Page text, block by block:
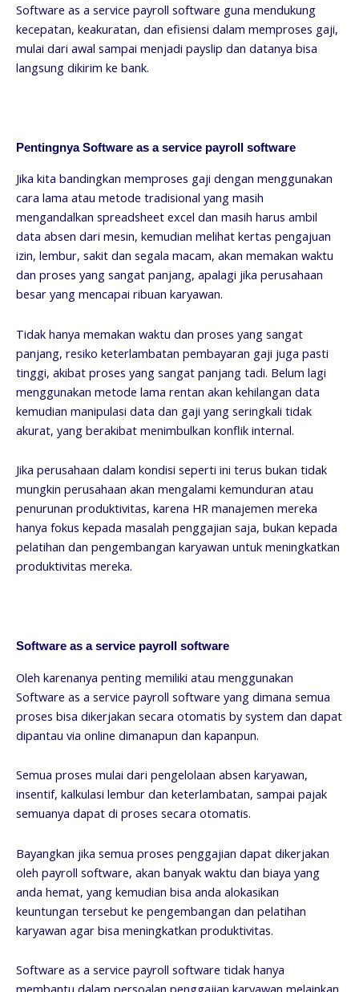
Software as a service payroll software guna mendukung
kecepatan, keakuratan, dan efisiensi dalam memproses gaji,
mulai dari awal sampai menjadi payslip dan datanya bisa
langsung dikirim ke bank.
Pentingnya Software as a service payroll software
Jika kita bandingkan memproses gaji dengan menggunakan
cara lama atau metode tradisional yang masih
mengandalkan spreadsheet excel dan masih harus ambil
data absen dari mesin, kemudian melihat kertas pengajuan
izin, lembur, sakit dan segala macam, akan memakan waktu
dan proses yang sangat panjang, apalagi jika perusahaan
besar yang mencapai ribuan karyawan.
Tidak hanya memakan waktu dan proses yang sangat
panjang, resiko keterlambatan pembayaran gaji juga pasti
tinggi, akibat proses yang sangat panjang tadi. Belum lagi
menggunakan metode lama rentan akan kehilangan data
kemudian manipulasi data dan gaji yang seringkali tidak
akurat, yang berakibat menimbulkan konflik internal.
Jika perusahaan dalam kondisi seperti ini terus bukan tidak
mungkin perusahaan akan mengalami kemunduran atau
penurunan produktivitas, karena HR manajemen mereka
hanya fokus kepada masalah penggajian saja, bukan kepada
pelatihan dan pengembangan karyawan untuk meningkatkan
produktivitas mereka.
Software as a service payroll software
Oleh karenanya penting memiliki atau menggunakan
Software as a service payroll software yang dimana semua
proses bisa dikerjakan secara otomatis by system dan dapat
dipantau via online dimanapun dan kapanpun.
Semua proses mulai dari pengelolaan absen karyawan,
insentif, kalkulasi lembur dan keterlambatan, sampai pajak
semuanya dapat di proses secara otomatis.
Bayangkan jika semua proses penggajian dapat dikerjakan
oleh payroll software, akan banyak waktu dan biaya yang
anda hemat, yang kemudian bisa anda alokasikan
keuntungan tersebut ke pengembangan dan pelatihan
karyawan agar bisa meningkatkan produktivitas.
Software as a service payroll software tidak hanya